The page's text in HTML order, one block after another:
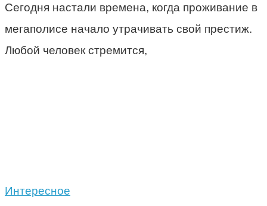
Сегодня настали времена, когда проживание в
мегаполисе начало утрачивать свой престиж.
Любой человек стремится,
Интересное